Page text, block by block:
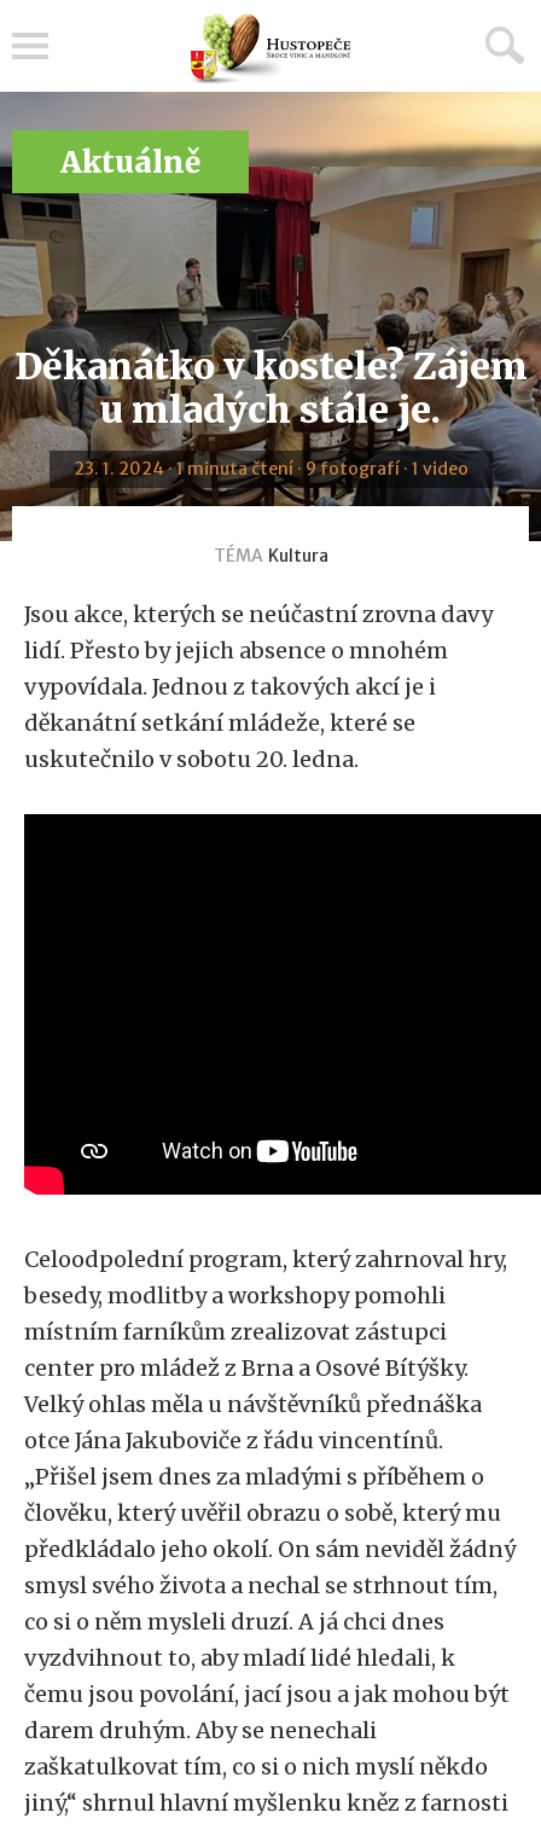
Aktuálně
Děkanátko v kostele? Zájem
u mladých stále je.
23. 1. 2024 · 1 minuta čtení · 9 fotografí · 1 video
TÉMA Kultura
Jsou akce, kterých se neúčastní zrovna davy
lidí. Přesto by jejich absence o mnohém
vypovídala. Jednou z takových akcí je i
děkanátní setkání mládeže, které se
uskutečnilo v sobotu 20. ledna.
Celoodpolední program, který zahrnoval hry,
besedy, modlitby a workshopy pomohli
místním farníkům zrealizovat zástupci
center pro mládež z Brna a Osové Bítýšky.
Velký ohlas měla u návštěvníků přednáška
otce Jána Jakuboviče z řádu vincentínů.
„Přišel jsem dnes za mladými s příběhem o
člověku, který uvěřil obrazu o sobě, který mu
předkládalo jeho okolí. On sám neviděl žádný
smysl svého života a nechal se strhnout tím,
co si o něm mysleli druzí. A já chci dnes
vyzdvihnout to, aby mladí lidé hledali, k
čemu jsou povolání, jací jsou a jak mohou být
darem druhým. Aby se nenechali
zaškatulkovat tím, co si o nich myslí někdo
jiný,“ shrnul hlavní myšlenku kněz z farnosti